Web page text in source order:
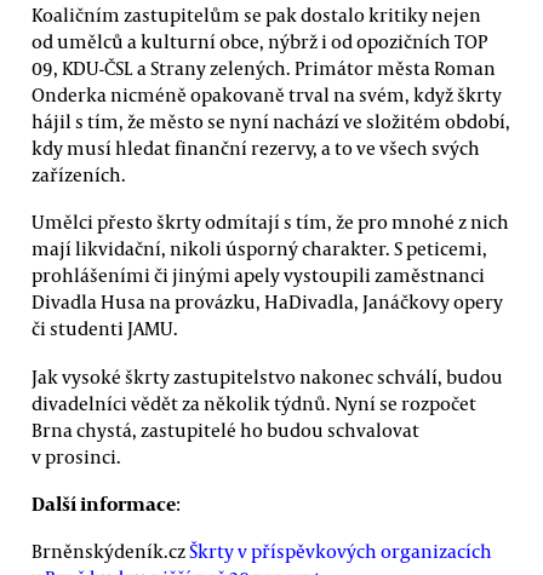
Koaličním zastupitelům se pak dostalo kritiky nejen
od umělců a kulturní obce, nýbrž i od opozičních TOP
09, KDU-ČSL a Strany zelených. Primátor města Roman
Onderka nicméně opakovaně trval na svém, když škrty
hájil s tím, že město se nyní nachází ve složitém období,
kdy musí hledat finanční rezervy, a to ve všech svých
zařízeních.
Umělci přesto škrty odmítají s tím, že pro mnohé z nich
mají likvidační, nikoli úsporný charakter. S peticemi,
prohlášeními či jinými apely vystoupili zaměstnanci
Divadla Husa na provázku, HaDivadla, Janáčkovy opery
či studenti JAMU.
Jak vysoké škrty zastupitelstvo nakonec schválí, budou
divadelníci vědět za několik týdnů. Nyní se rozpočet
Brna chystá, zastupitelé ho budou schvalovat
v prosinci.
Další informace:
Brněnskýdeník.czŠkrty v příspěvkových organizacích